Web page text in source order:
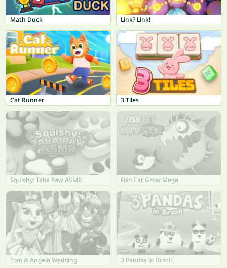
Math Duck Link? Link!
Cat Runner 3 Tiles
Squishy: Taba Paw ASMR Fish Eat Grow Mega
Tom & Angela Wedding 3 Pandas in Brazil